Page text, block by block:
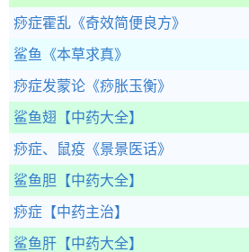
痧症霍乱 《奇效简便良方》
鲨鱼 《本草求真》
痧症发蒙论 《痧胀玉衡》
鲨鱼翅 【中药大全】
痧症、鼠疫 《景景医话》
鲨鱼胆 【中药大全】
痧症 【中药主治】
鲨鱼肝 【中药大全】